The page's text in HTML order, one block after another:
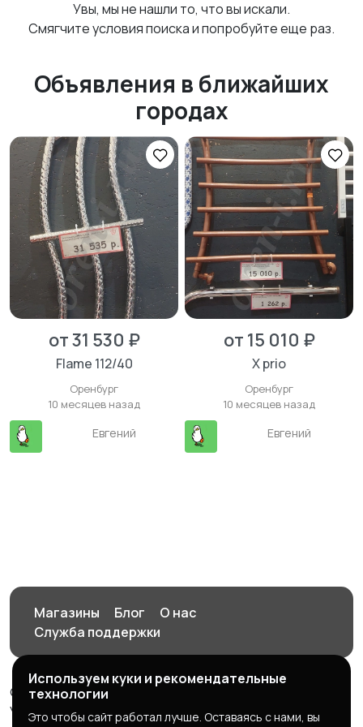
Увы, мы не нашли то, что вы искали.
Смягчите условия поиска и попробуйте еще раз.
Объявления в ближайших
городах
от 31 530 ₽
Flame 112/40
Оренбург
10 месяцев назад
Евгений
от 15 010 ₽
X prio
Оренбург
10 месяцев назад
Евгений
Магазины Блог
О нас
Служба поддержки
© 2026 Орен-АЙ - Авто | Недвижимость | Работа |
Услуги
Используем куки и рекомендательные
технологии
Это чтобы сайт работал лучше. Оставаясь с нами, вы